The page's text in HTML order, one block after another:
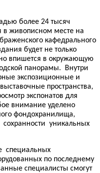
более 24 тысяч
в живописном месте на
кафедрального
будет не только
впишется в окружающую
панорамы. Внутри
экспозиционные и
пространства,
экспонатов для
внимание уделено
фондохранилища,
уникальных
специальных
по последнему
специалисты смогут